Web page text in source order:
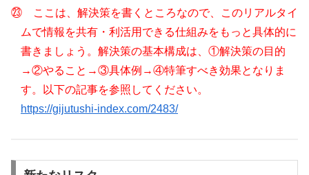
㉓ ここは、解決策を書くところなので、このリアルタイ
ムで情報を共有・利活用できる仕組みをもっと具体的に
書きましょう。解決策の基本構成は、①解決策の目的
→②やること→③具体例→④特筆すべき効果となりま
す。以下の記事を参照してください。
https://gijutushi-index.com/2483/